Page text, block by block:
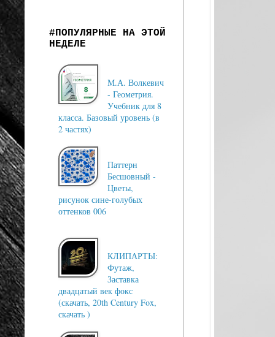
#ПОПУЛЯРНЫЕ НА ЭТОЙ
НЕДЕЛЕ
М.А. Волкевич
- Геометрия.
Учебник для 8
класса. Базовый уровень (в
2 частях)
Паттерн
Бесшовный -
Цветы,
рисунок сине-голубых
оттенков 006
КЛИПАРТЫ:
Футаж,
Заставка
двадцатый век фокс
(скачать, 20th Century Fox,
скачать )